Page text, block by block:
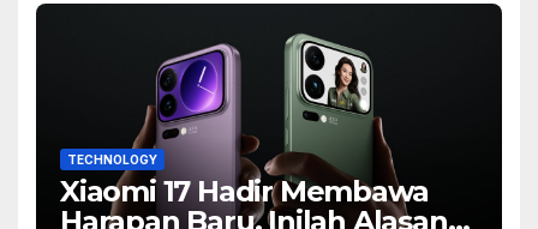
TECHNOLOGY
Xiaomi 17 Hadir Membawa
Harapan Baru, Inilah Alasan